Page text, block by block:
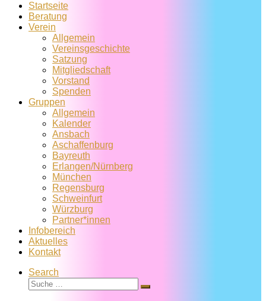
Startseite
Beratung
Verein
Allgemein
Vereins­geschichte
Satzung
Mitglied­schaft
Vorstand
Spenden
Gruppen
Allgemein
Kalender
Ansbach
Aschaffenburg
Bayreuth
Erlangen/Nürnberg
München
Regensburg
Schweinfurt
Würzburg
Partner*innen
Infobereich
Aktuelles
Kontakt
Search
Suche
Suche